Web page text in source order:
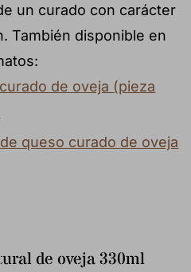
un curado con carácter
También disponible en
de oveja (pieza
queso curado de oveja
de oveja 330ml